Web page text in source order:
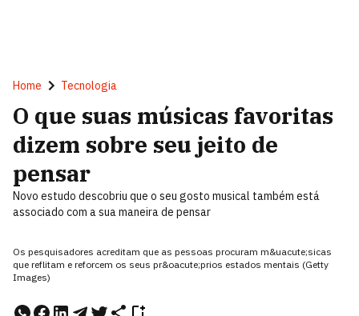
Home Tecnologia
O que suas músicas favoritas
dizem sobre seu jeito de
pensar
Novo estudo descobriu que o seu gosto musical também está
associado com a sua maneira de pensar
Os pesquisadores acreditam que as pessoas procuram m&uacute;sicas
que reflitam e reforcem os seus pr&oacute;prios estados mentais (Getty
Images)